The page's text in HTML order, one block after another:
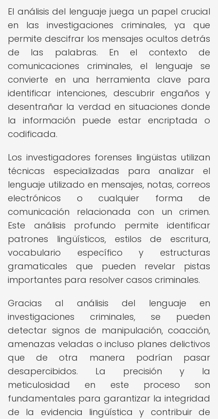
El análisis del lenguaje juega un papel crucial
en las investigaciones criminales, ya que
permite descifrar los mensajes ocultos detrás
de las palabras. En el contexto de
comunicaciones criminales, el lenguaje se
convierte en una herramienta clave para
identificar intenciones, descubrir engaños y
desentrañar la verdad en situaciones donde
la información puede estar encriptada o
codificada.
Los investigadores forenses lingüistas utilizan
técnicas especializadas para analizar el
lenguaje utilizado en mensajes, notas, correos
electrónicos o cualquier forma de
comunicación relacionada con un crimen.
Este análisis profundo permite identificar
patrones lingüísticos, estilos de escritura,
vocabulario específico y estructuras
gramaticales que pueden revelar pistas
importantes para resolver casos criminales.
Gracias al análisis del lenguaje en
investigaciones criminales, se pueden
detectar signos de manipulación, coacción,
amenazas veladas o incluso planes delictivos
que de otra manera podrían pasar
desapercibidos. La precisión y la
meticulosidad en este proceso son
fundamentales para garantizar la integridad
de la evidencia lingüística y contribuir de